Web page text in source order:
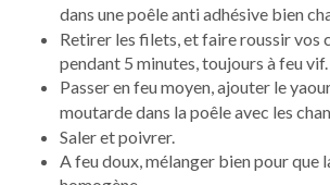
dans unepoêleanti adhésive bien
Retirer les filets, et faire roussir vos
pendant 5 minutes, toujours à feu vif.
Passer en feu moyen, ajouter le
moutarde dans la poêleavec les
Saler et poivrer.
A feu doux, mélanger bien pour que